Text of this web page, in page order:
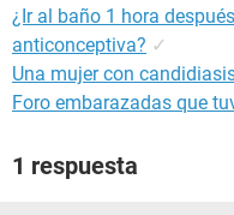
¿Ir al baño 1 hora
anticonceptiva? ✓
Una mujer con
Foro embarazadas que
1 respuesta